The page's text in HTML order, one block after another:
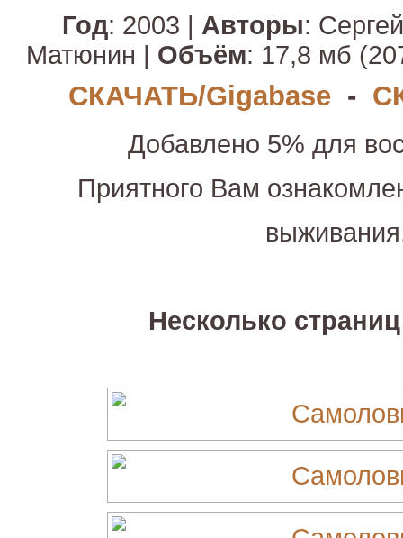
Год: 2003 | Авторы:
Матюнин | Объём: 17,8 мб
СКАЧАТЬ/Gigabase-
Добавлено 5% для
Приятного Вам
Несколько